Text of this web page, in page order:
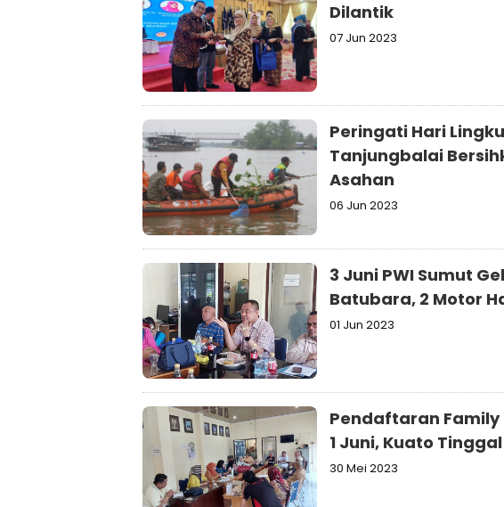
Dilantik
07 Jun 2023
Peringati Hari
Tanjungbalai
Asahan
06 Jun 2023
3 Juni PWI Sumut
Batubara, 2 Motor
01 Jun 2023
Pendaftaran Family
1 Juni, Kuato
30 Mei 2023